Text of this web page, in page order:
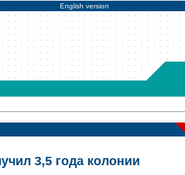
English version
3,5 года колонии